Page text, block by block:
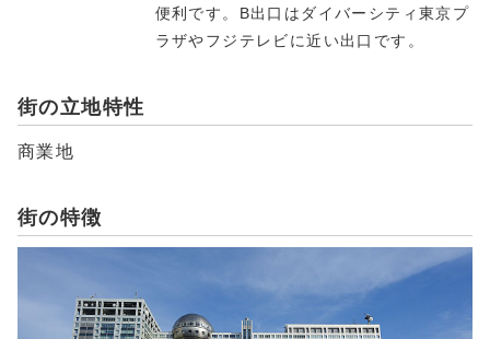
便利です。B出口はダイバーシティ東京プ
ラザやフジテレビに近い出口です。
街の立地特性
商業地
街の特徴